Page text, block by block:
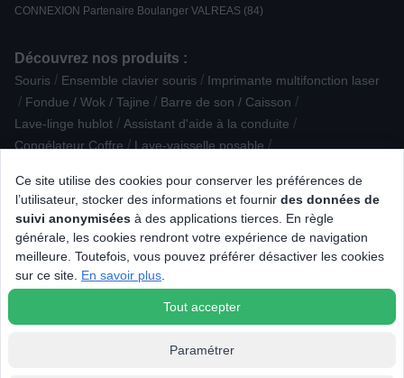
Ce site utilise des cookies pour conserver les préférences de
l’utilisateur, stocker des informations et fournir des données de
suivi anonymisées à des applications tierces. En règle
générale, les cookies rendront votre expérience de navigation
meilleure. Toutefois, vous pouvez préférer désactiver les cookies
sur ce site. En savoir plus
Tout accepter
Paramétrer
CONNEXION Partenaire Boulanger VALREAS (84)
Découvrez nos produits :
Souris / Ensemble clavier souris / Imprimante multifonction laser
/ Fondue / Wok / Tajine / Barre de son / Caisson /
Lave-linge hublot / Assistant d'aide à la conduite /
Congélateur Coffre / Lave-vaisselle posable /
Purificateur / Appareil photo compact / Ventilateur, brasseur d'air
Lave-linge top /
Plaque de cuisson posable Clé USB
Plaque de cuisson induction / Sèche-linge à Condensation /
Enceinte surround / Nettoyeur haute pression